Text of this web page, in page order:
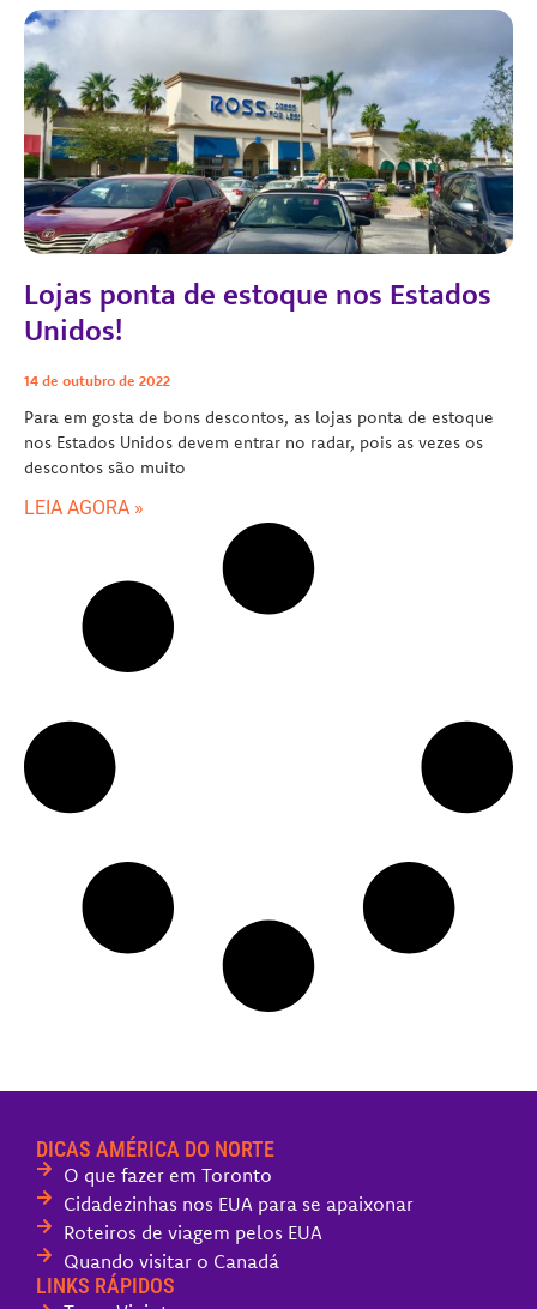
Lojas ponta de estoque nos Estados
Unidos!
14 de outubro de 2022
Para em gosta de bons descontos, as lojas ponta de estoque
nos Estados Unidos devem entrar no radar, pois as vezes os
descontos são muito
LEIA AGORA »
DICAS AMÉRICA DO NORTE
O que fazer em Toronto
Cidadezinhas nos EUA para se apaixonar
Roteiros de viagem pelos EUA
Quando visitar o Canadá
LINKS RÁPIDOS